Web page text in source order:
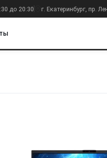
до 20:30 г. Екатеринбург, пр.